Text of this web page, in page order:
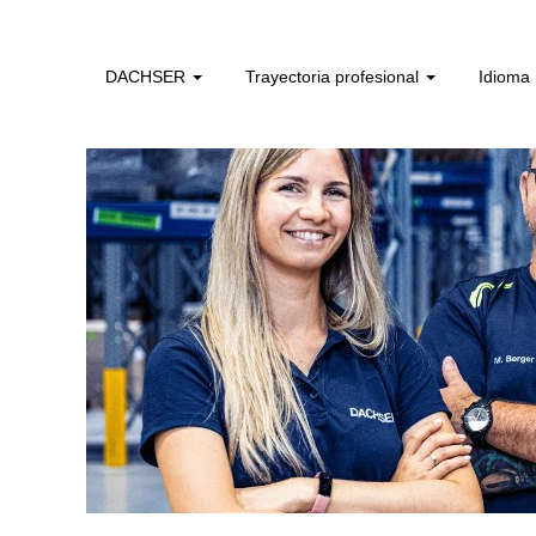
DACHSER Trayectoria profesional Idioma